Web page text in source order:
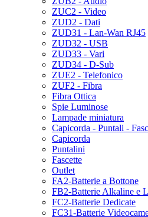
ZUC2 - Video
ZUD2 - Dati
ZUD31 - Lan-Wan RJ45
ZUD32 - USB
ZUD33 - Vari
ZUD34 - D-Sub
ZUE2 - Telefonico
ZUF2 - Fibra
Fibra Ottica
Spie Luminose
Lampade miniatura
Capicorda - Puntali -
Capicorda
Puntalini
Fascette
Outlet
FA2-Batterie a Bottone
FB2-Batterie Alkaline e
FC2-Batterie Dedicate
FC31-Batterie